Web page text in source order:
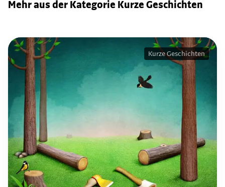
Mehr aus der Kategorie Kurze Geschichten
Kurze Geschichten